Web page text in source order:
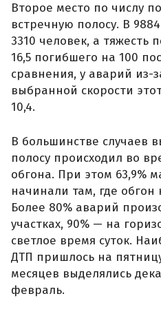
Второе место по числу
встречную полосу. В
3310 человек, а тяжесть
16,5 погибшего на 100
сравнения, у аварий из-
выбранной скорости
10,4.
В большинстве случаев
полосу происходил во
обгона. При этом 63,9%
начинали там, где
Более 80% аварий
участках, 90% — на
светлое время суток.
ДТП пришлось на
месяцев выделялись
февраль.